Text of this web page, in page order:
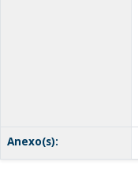
Anexo(s):